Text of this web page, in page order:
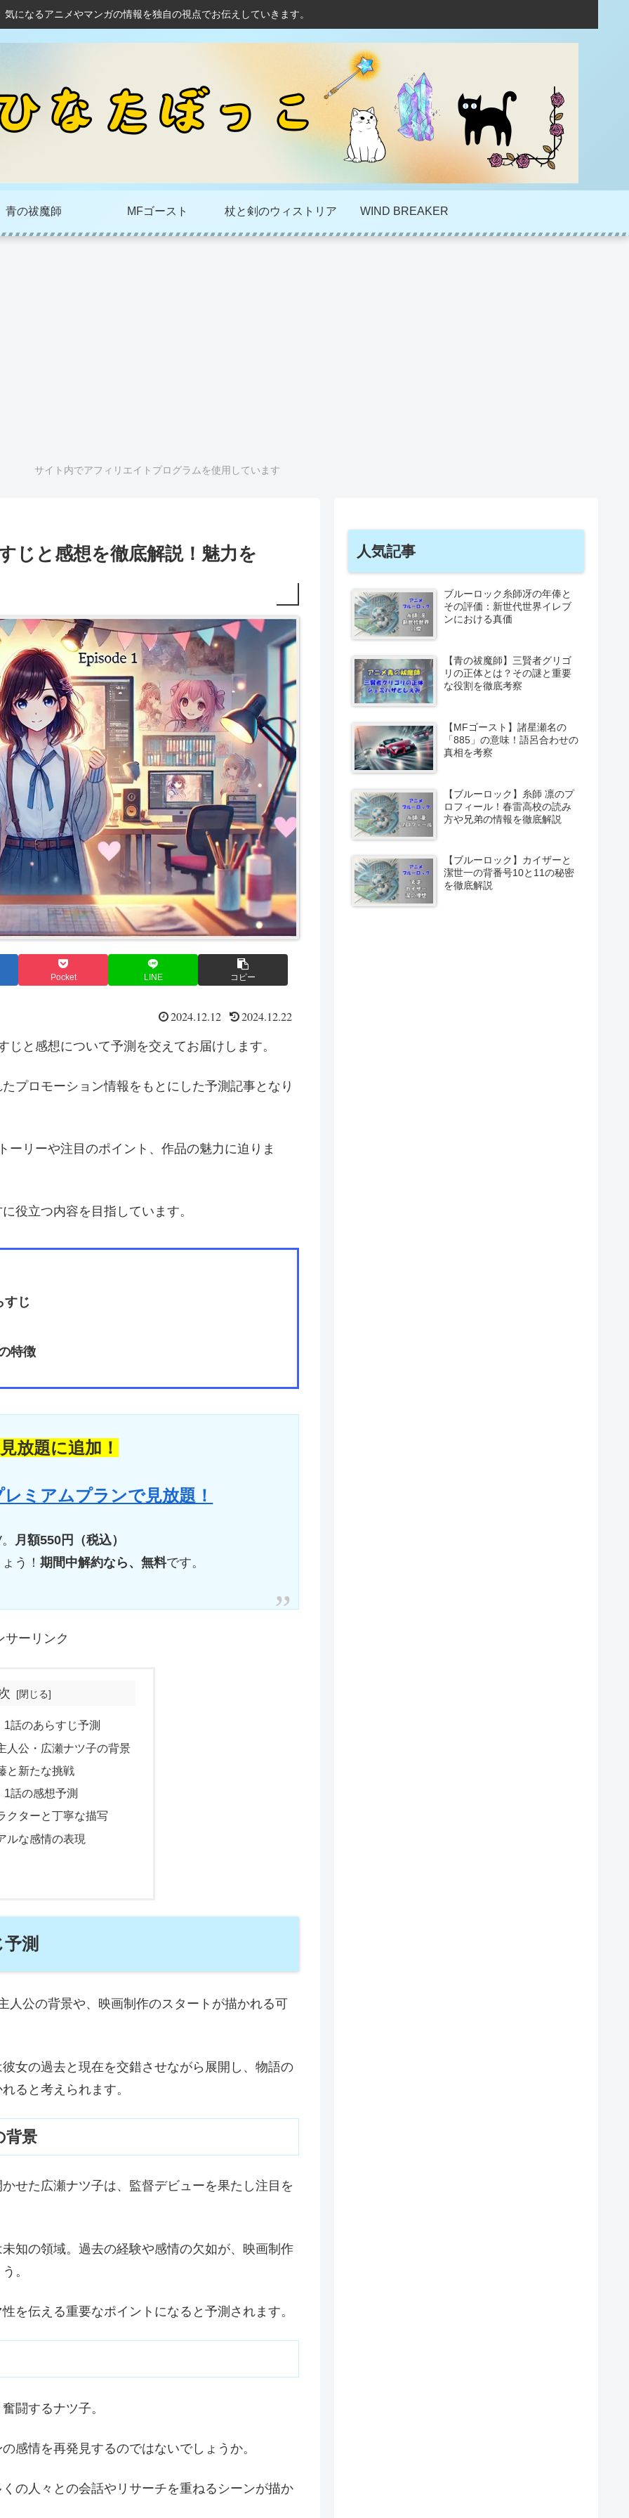
気になるアニメやマンガの情報を独自の視点でお伝えしていきます。
青の祓魔師 MFゴースト 杖と剣のウィストリア WIND BREAKER
サイト内でアフィリエイトプログラムを使用しています
じと感想を徹底解説！魅力を
Pocket LINE コピー
2024.12.12 2024.12.22
と感想について予測を交えてお届けします。
プロモーション情報をもとにした予測記事となり
リーや注目のポイント、作品の魅力に迫りま
役立つ内容を目指しています。
すじ
特徴
放題に追加！
ミアムプランで見放題！
月額550円（税込）
う！期間中解約なら、無料です。
サーリンク
話のあらすじ予測
人公・広瀬ナツ子の背景
と新たな挑戦
話の感想予測
クターと丁寧な描写
ルな感情の表現
測
人公の背景や、映画制作のスタートが描かれる可
女の過去と現在を交錯させながら展開し、物語の
ると考えられます。
背景
せた広瀬ナツ子は、監督デビューを果たし注目を
知の領域。過去の経験や感情の欠如が、映画制作
。
を伝える重要なポイントになると予測されます。
闘するナツ子。
感情を再発見するのではないでしょうか。
の人々との会話やリサーチを重ねるシーンが描か
人気記事
ブルーロック糸師冴の年俸と
その評価：新世代世界イレブ
ンにおける真価
【青の祓魔師】三賢者グリゴ
リの正体とは？その謎と重要
な役割を徹底考察
【MFゴースト】諸星瀬名の
「885」の意味！語呂合わせの
真相を考察
【ブルーロック】糸師 凛のプ
ロフィール！春雷高校の読み
方や兄弟の情報を徹底解説
【ブルーロック】カイザーと
潔世一の背番号10と11の秘密
を徹底解説